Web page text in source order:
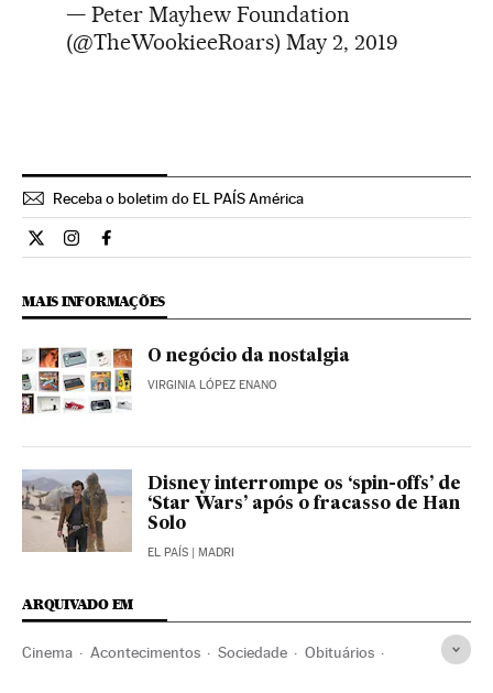
— Peter Mayhew Foundation
(@TheWookieeRoars) May 2, 2019
Receba o boletim do EL PAÍS América
Cultura El País Brasil en Twitter
Cultura El País Brasil en Instagram
Cultura El País Brasil en Facebook
MAIS INFORMAÇÕES
O negócio da nostalgia
VIRGINIA LÓPEZ ENANO
Disney interrompe os ‘spin-offs’ de
‘Star Wars’ após o fracasso de Han
Solo
EL PAÍS | MADRI
ARQUIVADO EM
Cinema Acontecimentos Sociedade Obituários